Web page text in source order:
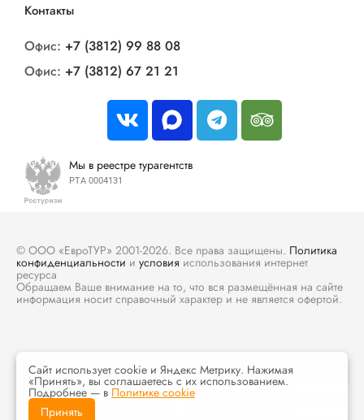
Контакты
Офис: +7 (3812) 99 88 08
Офис: +7 (3812) 67 21 21
Мы в реестре турагентств
РТА 0004131
© ООО «ЕвроТУР» 2001-2026. Все права защищены. Политика
конфиденциальности и условия использования интернет
ресурса
Обращаем Ваше внимание на то, что вся размещённая на сайте
информация носит справочный характер и не является офертой.
Сайт использует cookie и Яндекс Метрику. Нажимая
«Принять», вы соглашаетесь с их использованием.
Подробнее — в Политике cookie
Принять